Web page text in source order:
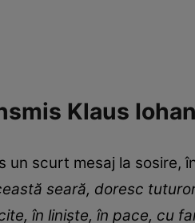
Klaus
un scurt mesaj la
seară, doresc
în linişte, în pace, cu